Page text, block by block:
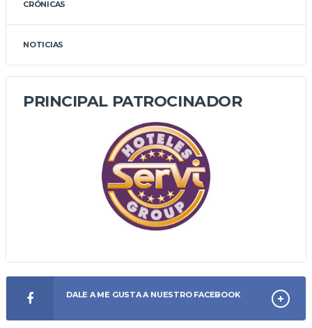
CRÓNICAS
NOTICIAS
PRINCIPAL PATROCINADOR
DALE A ME GUSTA A NUESTRO FACEBOOK